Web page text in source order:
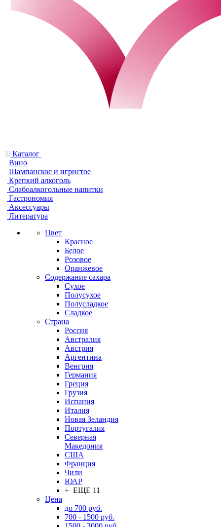
Каталог
Вино
Шампанское и игристое
Крепкий алкоголь
Слабоалкогольные напитки
Гастрономия
Аксессуары
Литература
Цвет
Красное
Белое
Розовое
Оранжевое
Содержание сахара
Сухое
Полусухое
Полусладкое
Сладкое
Страна
Россия
Австралия
Австрия
Аргентина
Венгрия
Германия
Греция
Грузия
Испания
Италия
Новая Зеландия
Португалия
Северная
Македония
США
Франция
Чили
ЮАР
+ ЕЩЕ 11
Цена
до 700 руб.
700 - 1500 руб.